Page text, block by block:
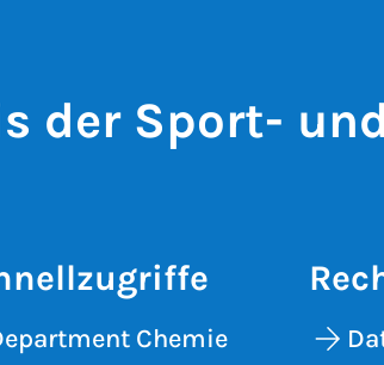
der Sport-
Chemie